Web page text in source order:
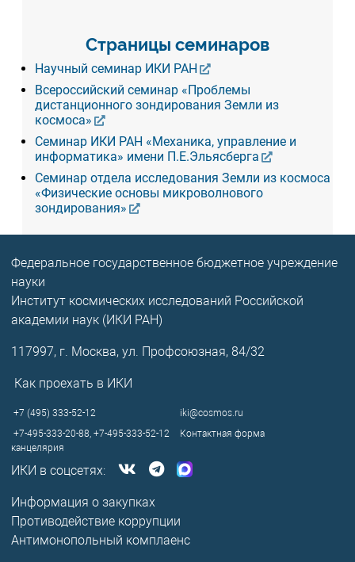
Страницы семинаров
Научный семинар ИКИ РАН
Всероссийский семинар «Проблемы
дистанционного зондирования Земли из
космоса»
Семинар ИКИ РАН «Механика, управление и
информатика» имени П.Е.Эльясберга
Семинар отдела исследования Земли из космоса
«Физические основы микроволнового
зондирования»
Федеральное государственное бюджетное учреждение
науки
Институт космических исследований Российской
академии наук (ИКИ РАН)
117997, г. Москва, ул. Профсоюзная, 84/32
Как проехать в ИКИ
+7 (495) 333-52-12
iki@cosmos.ru
+7-495-333-20-88,+7-495-333-52-12
канцелярия
Контактная форма
ИКИ в соцсетях:
Информация о закупках
Противодействие коррупции
Антимонопольный комплаенс